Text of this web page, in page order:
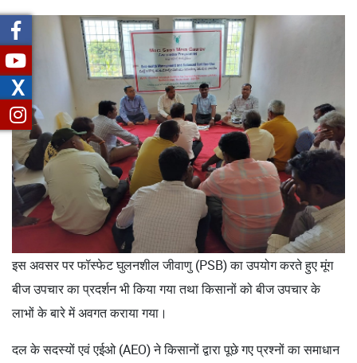
इस अवसर पर फॉस्फेट घुलनशील जीवाणु (PSB) का उपयोग करते हुए मूंग
बीज उपचार का प्रदर्शन भी किया गया तथा किसानों को बीज उपचार के
लाभों के बारे में अवगत कराया गया।
दल के सदस्यों एवं एईओ (AEO) ने किसानों द्वारा पूछे गए प्रश्नों का समाधान
X